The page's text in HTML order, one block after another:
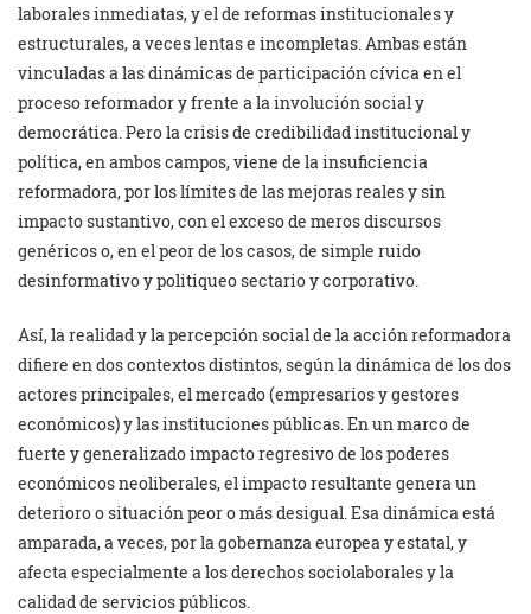
laborales inmediatas, y el de reformas institucionales y
estructurales, a veces lentas e incompletas. Ambas están
vinculadas a las dinámicas de participación cívica en el
proceso reformador y frente a la involución social y
democrática. Pero la crisis de credibilidad institucional y
política, en ambos campos, viene de la insuficiencia
reformadora, por los límites de las mejoras reales y sin
impacto sustantivo, con el exceso de meros discursos
genéricos o, en el peor de los casos, de simple ruido
desinformativo y politiqueo sectario y corporativo.
Así, la realidad y la percepción social de la acción reformadora
difiere en dos contextos distintos, según la dinámica de los dos
actores principales, el mercado (empresarios y gestores
económicos) y las instituciones públicas. En un marco de
fuerte y generalizado impacto regresivo de los poderes
económicos neoliberales, el impacto resultante genera un
deterioro o situación peor o más desigual. Esa dinámica está
amparada, a veces, por la gobernanza europea y estatal, y
afecta especialmente a los derechos sociolaborales y la
calidad de servicios públicos.